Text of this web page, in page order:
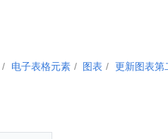
电子表格元素 图表 更新图表第